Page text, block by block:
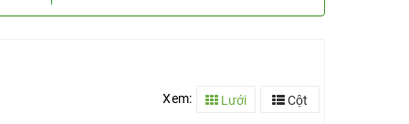
Xem: Lưới Cột